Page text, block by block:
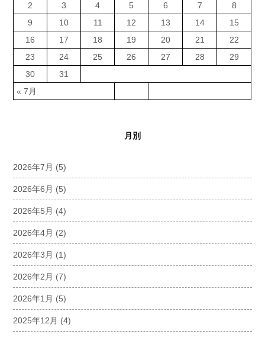
« 7月
2
3 4 5 6 7
8
9
10 11 12 13 14
15
16
17 18 19 20 21
22
23
24 25 26 27 28
29
30
31
月別
2026年7月 (5)
2026年6月 (5)
2026年5月 (4)
2026年4月 (2)
2026年3月 (1)
2026年2月 (7)
2026年1月 (5)
2025年12月 (4)